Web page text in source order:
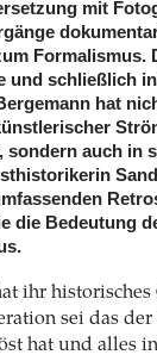
mit
Formalismus.
und schließlich
hat
sondern auch in
die Bedeutung
ihr
sei das
hat und alles